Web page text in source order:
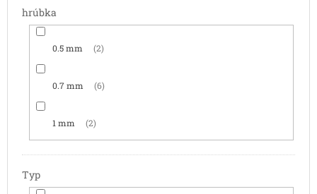
hrúbka
0.5 mm 2
0.7 mm 6
1 mm 2
Typ